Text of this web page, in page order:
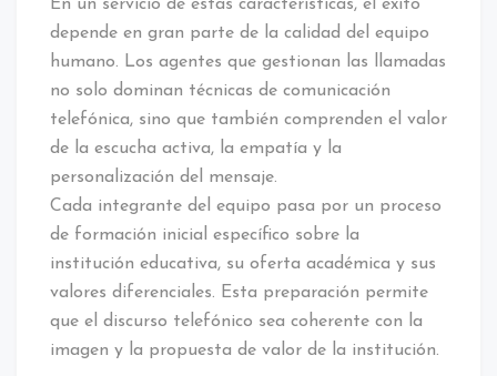
En un servicio de estas características, el éxito
depende en gran parte de la calidad del equipo
humano. Los agentes que gestionan las llamadas
no solo dominan técnicas de comunicación
telefónica, sino que también comprenden el valor
de la escucha activa, la empatía y la
personalización del mensaje.
Cada integrante del equipo pasa por un proceso
de formación inicial específico sobre la
institución educativa, su oferta académica y sus
valores diferenciales. Esta preparación permite
que el discurso telefónico sea coherente con la
imagen y la propuesta de valor de la institución.